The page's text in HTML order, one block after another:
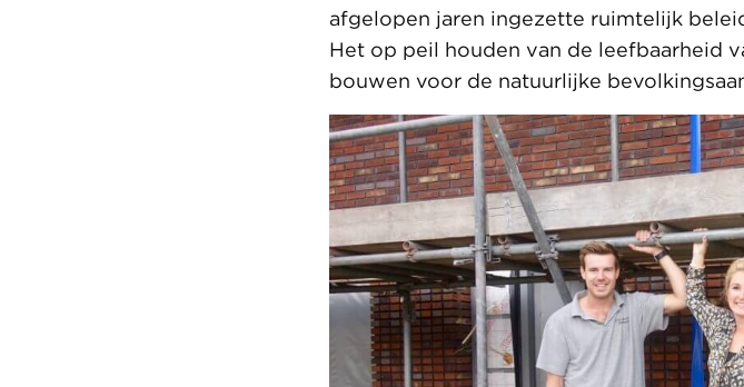
afgelopen jaren ingezette ruimtelijk
Het op peil houden van de leefbaarheid
bouwen voor de natuurlijke